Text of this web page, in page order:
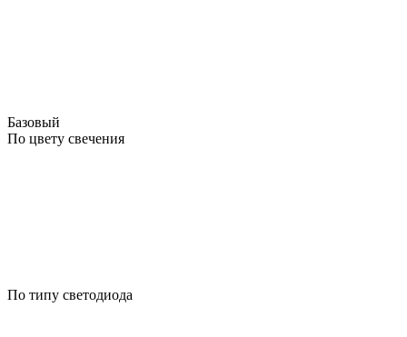
Базовый
По цвету свечения
По типу светодиода